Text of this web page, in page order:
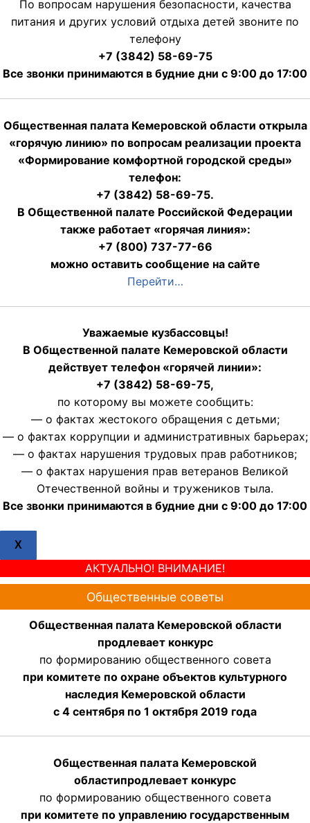
По вопросам нарушения безопасности, качества
питания и других условий отдыха детей звоните по
телефону
+7 (3842) 58-69-75
Все звонки принимаются в будние дни с 9:00 до 17:00
Общественная палата Кемеровской области открыла
«горячую линию» по вопросам реализации проекта
«Формирование комфортной городской среды»
телефон:
+7 (3842) 58-69-75.
В Общественной палате Российской Федерации
также работает «горячая линия»:
+7 (800) 737-77-66
можно оставить сообщение на сайте
Перейти…
Уважаемые кузбассовцы!
В Общественной палате Кемеровской области
действует телефон «горячей линии»:
+7 (3842) 58-69-75,
по которому вы можете сообщить:
— о фактах жестокого обращения с детьми;
— о фактах коррупции и административных барьерах;
— о фактах нарушения трудовых прав работников;
— о фактах нарушения прав ветеранов Великой
Отечественной войны и тружеников тыла.
Все звонки принимаются в будние дни с 9:00 до 17:00
X
АКТУАЛЬНО! ВНИМАНИЕ!
Общественные советы
Общественная палата Кемеровской области
продлевает конкурс
по формированию общественного совета
при комитете по охране объектов культурного
наследия Кемеровской области
с 4 сентября по 1 октября 2019 года
Общественная палата Кемеровской
областипродлевает конкурс
по формированию общественного совета
при комитете по управлению государственным